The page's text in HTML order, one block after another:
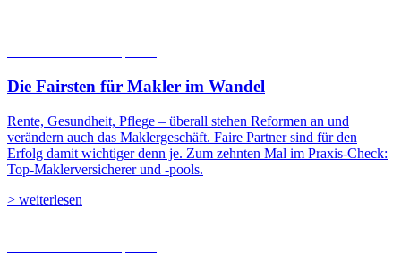
Die Fairsten für Makler im Wandel
Rente, Gesundheit, Pflege – überall stehen Reformen an und
verändern auch das Maklergeschäft. Faire Partner sind für den
Erfolg damit wichtiger denn je. Zum zehnten Mal im Praxis-Check:
Top-Maklerversicherer und -pools.
> weiterlesen